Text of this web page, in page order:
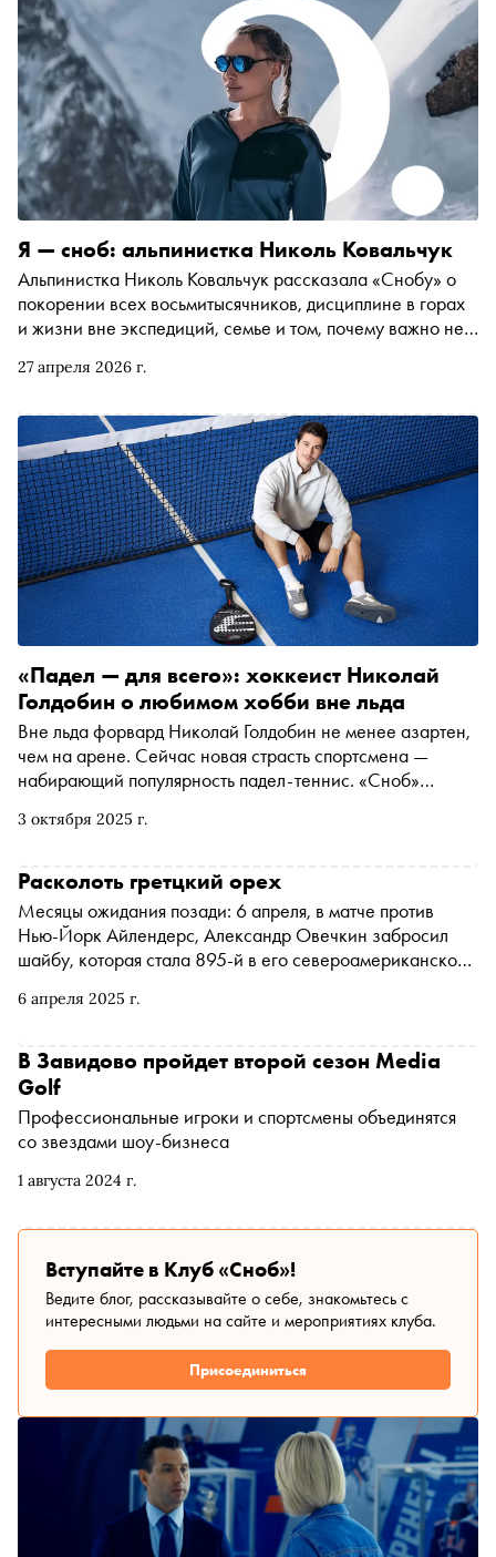
27 апреля 2026 г.
Я — сноб: альпинистка Николь Ковальчук
Альпинистка Николь Ковальчук рассказала «Снобу» о
покорении всех восьмитысячников, дисциплине в горах
и жизни вне экспедиций, семье и том, почему важно не
3 октября 2025 г.
«Падел — для всего»: хоккеист Николай
Голдобин о любимом хобби вне льда
Вне льда форвард Николай Голдобин не менее азартен,
чем на арене. Сейчас новая страсть спортсмена —
набирающий популярность падел-теннис. «Сноб»
Хоккеист рассказал, как необычное хобби заменяет лёд
командной игры
6 апреля 2025 г.
Расколоть гретцкий орех
Месяцы ожидания позади: 6 апреля, в матче против
Нью-Йорк Айлендерс, Александр Овечкин забросил
шайбу, которая стала 895-й в его североамериканской
российский хоккеист и капитан «Вашингтон Кэпиталз»
Александр Великий — рассказали в весеннем номере
журнала «Сноб»
1 августа 2024 г.
В Завидово пройдет второй сезон Media
Golf
Профессиональные игроки и спортсмены объединятся
со звездами шоу-бизнеса
Вступайте в Клуб «Сноб»!
Ведите блог, рассказывайте о себе, знакомьтесь с
интересными людьми на сайте и мероприятиях клуба.
Присоединиться